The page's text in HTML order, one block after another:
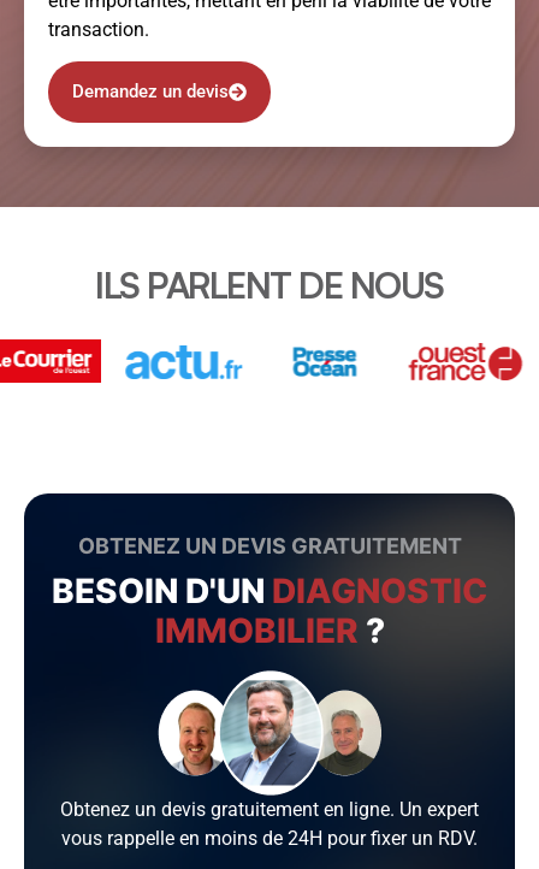
transaction.
Demandez un devis
ILS PARLENT DE NOUS
OBTENEZ UN DEVIS GRATUITEMENT
BESOIN D'UN DIAGNOSTIC
IMMOBILIER ?
Obtenez un devis gratuitement en ligne. Un expert
vous rappelle en moins de 24H pour fixer un RDV.